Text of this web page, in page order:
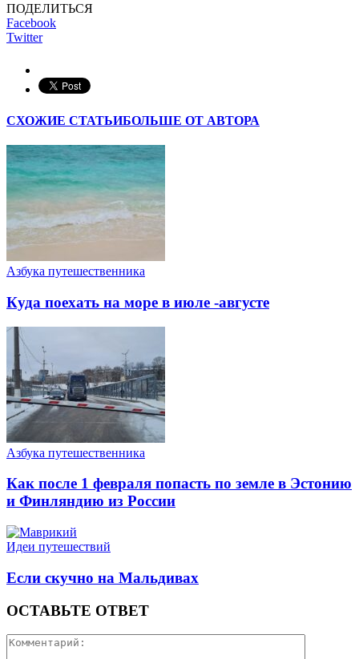
ПОДЕЛИТЬСЯ
Facebook
Twitter
СХОЖИЕ СТАТЬИБОЛЬШЕ ОТ АВТОРА
Азбука путешественника
Куда поехать на море в июле -августе
Азбука путешественника
Как после 1 февраля попасть по земле в Эстонию
и Финляндию из России
Идеи путешествий
Если скучно на Мальдивах
ОСТАВЬТЕ ОТВЕТ